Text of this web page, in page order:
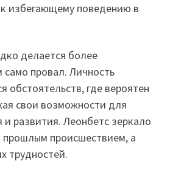
избегающему поведению в
делается более
провал. Личность
обстоятельств, где вероятен
свои возможности для
и развития. Леонбетс зеркало
прошлым происшествием, а
трудностей.